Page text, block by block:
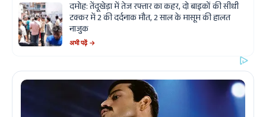
दमोह: तेंदूखेड़ा में तेज रफ्तार का कहर, दो बाइकों की सीधी
टक्कर में 2 की दर्दनाक मौत, 2 साल के मासूम की हालत
नाजुक
अभी पढ़ें →